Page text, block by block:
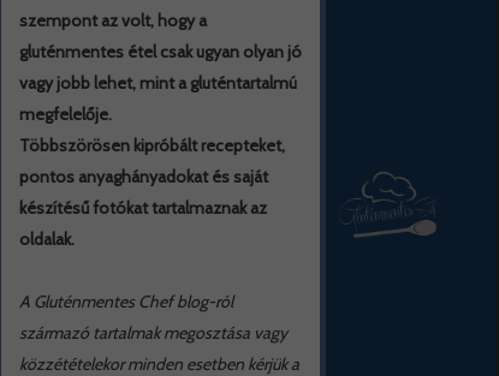
szempont az volt, hogy a
gluténmentes étel csak ugyan olyan jó
vagy jobb lehet, mint a gluténtartalmú
megfelelője.
Többszörösen kipróbált recepteket,
pontos anyaghányadokat és saját
készítésű fotókat tartalmaznak az
oldalak.
A Gluténmentes Chef blog-ról
származó tartalmak megosztása vagy
közzétételekor minden esetben kérjük a